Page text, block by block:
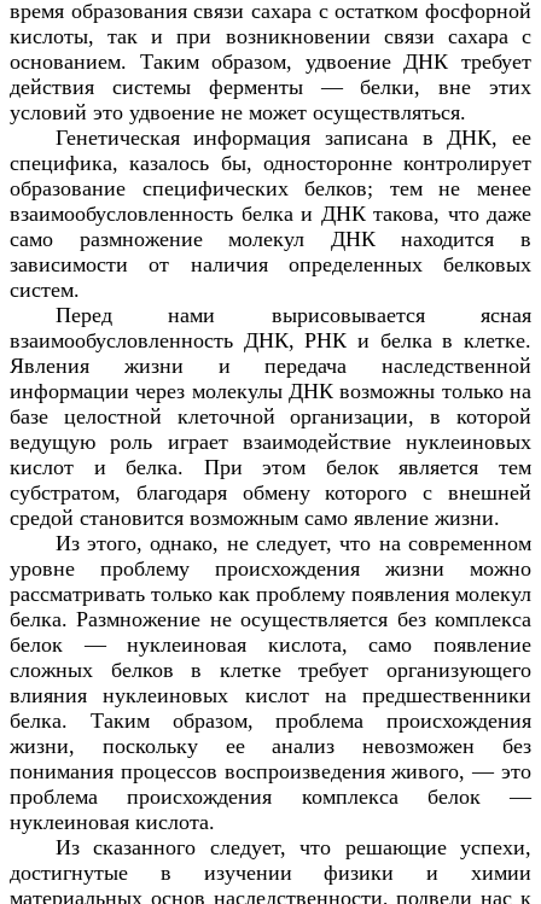
время образования связи сахара с остатком фосфорной
кислоты, так и при возникновении связи сахара с
основанием. Таким образом, удвоение ДНК требует
действия системы ферменты — белки, вне этих
условий это удвоение не может осуществляться.
Генетическая информация записана в ДНК, ее
специфика, казалось бы, односторонне контролирует
образование специфических белков; тем не менее
взаимообусловленность белка и ДНК такова, что даже
само размножение молекул ДНК находится в
зависимости от наличия определенных белковых
систем.
Перед нами вырисовывается ясная
взаимообусловленность ДНК, РНК и белка в клетке.
Явления жизни и передача наследственной
информации через молекулы ДНК возможны только на
базе целостной клеточной организации, в которой
ведущую роль играет взаимодействие нуклеиновых
кислот и белка. При этом белок является тем
субстратом, благодаря обмену которого с внешней
средой становится возможным само явление жизни.
Из этого, однако, не следует, что на современном
уровне проблему происхождения жизни можно
рассматривать только как проблему появления молекул
белка. Размножение не осуществляется без комплекса
белок — нуклеиновая кислота, само появление
сложных белков в клетке требует организующего
влияния нуклеиновых кислот на предшественники
белка. Таким образом, проблема происхождения
жизни, поскольку ее анализ невозможен без
понимания процессов воспроизведения живого, — это
проблема происхождения комплекса белок —
нуклеиновая кислота.
Из сказанного следует, что решающие успехи,
достигнутые в изучении физики и химии
материальных основ наследственности, подвели нас к